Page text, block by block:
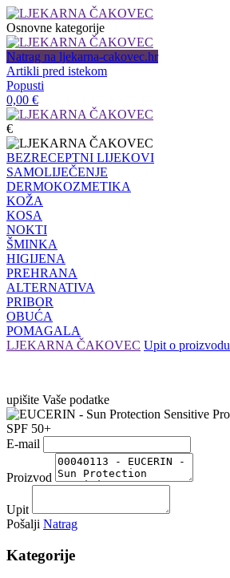
Osnovne kategorije
Natrag na ljekarna-cakovec.hr
Artikli pred istekom
Popusti
0,00 €
€
BEZRECEPTNI LIJEKOVI
SAMOLIJEČENJE
DERMOKOZMETIKA
KOŽA
KOSA
NOKTI
ŠMINKA
HIGIJENA
PREHRANA
ALTERNATIVA
PRIBOR
OBUĆA
POMAGALA
LJEKARNA ČAKOVEC Upit o proizvodu
upišite Vaše podatke
E-mail
Proizvod
Upit
Pošalji Natrag
Kategorije